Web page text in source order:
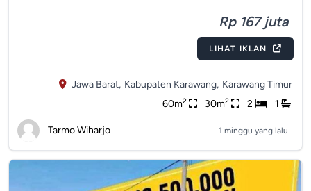
Rp 167 juta
LIHAT IKLAN
Jawa Barat, Kabupaten Karawang, Karawang Timur
60m2 30m2 2 1
Tarmo Wiharjo 1 minggu yang lalu